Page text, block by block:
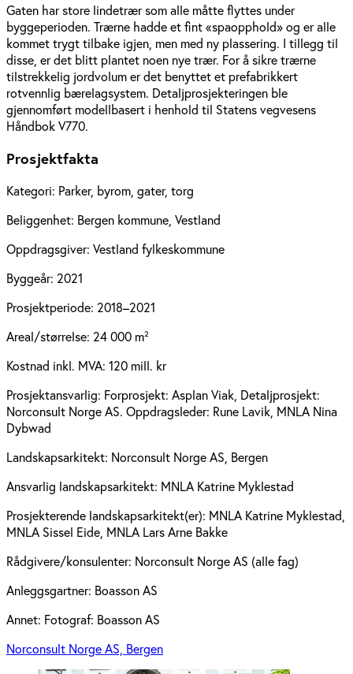
Gaten har store lindetrær som alle måtte flyttes under
byggeperioden. Trærne hadde et fint «spaopphold» og er alle
kommet trygt tilbake igjen, men med ny plassering. I tillegg til
disse, er det blitt plantet noen nye trær. For å sikre trærne
tilstrekkelig jordvolum er det benyttet et prefabrikkert
rotvennlig bærelagsystem. Detaljprosjekteringen ble
gjennomført modellbasert i henhold til Statens vegvesens
Håndbok V770.
Prosjektfakta
Kategori: Parker, byrom, gater, torg
Beliggenhet: Bergen kommune, Vestland
Oppdragsgiver: Vestland fylkeskommune
Byggeår: 2021
Prosjektperiode: 2018–2021
Areal/størrelse: 24 000 m²
Kostnad inkl. MVA: 120 mill. kr
Prosjektansvarlig: Forprosjekt: Asplan Viak, Detaljprosjekt:
Norconsult Norge AS. Oppdragsleder: Rune Lavik, MNLA Nina
Dybwad
Landskapsarkitekt: Norconsult Norge AS, Bergen
Ansvarlig landskapsarkitekt: MNLA Katrine Myklestad
Prosjekterende landskapsarkitekt(er): MNLA Katrine Myklestad,
MNLA Sissel Eide, MNLA Lars Arne Bakke
Rådgivere/konsulenter: Norconsult Norge AS (alle fag)
Anleggsgartner: Boasson AS
Annet: Fotograf: Boasson AS
Norconsult Norge AS, Bergen